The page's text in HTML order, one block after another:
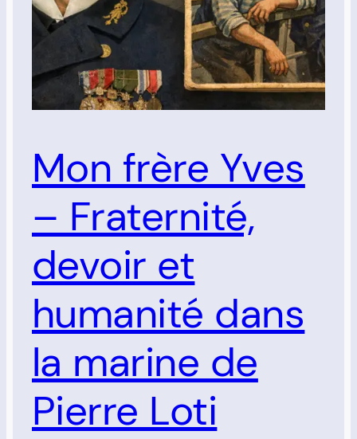
Mon frère Yves
– Fraternité,
devoir et
humanité dans
la marine de
Pierre Loti